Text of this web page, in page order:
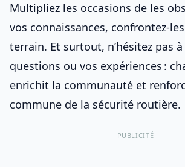
Multipliez les occasions de les
vos connaissances, confrontez-
terrain. Et surtout, n’hésitez pas
questions ou vos expériences :
enrichit la communauté et
commune de la sécurité routière.
PUBLICITÉ